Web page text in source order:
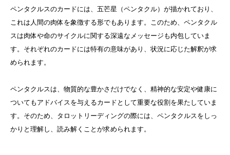
ペンタクルスのカードには、五芒星（ペンタクル）が描かれており、
これは人間の肉体を象徴する形でもあります。このため、ペンタクル
スは肉体や命のサイクルに関する深遠なメッセージも内包していま
す。それぞれのカードには特有の意味があり、状況に応じた解釈が求
められます。
ペンタクルスは、物質的な豊かさだけでなく、精神的な安定や健康に
ついてもアドバイスを与えるカードとして重要な役割を果たしていま
す。そのため、タロットリーディングの際には、ペンタクルスをしっ
かりと理解し、読み解くことが求められます。